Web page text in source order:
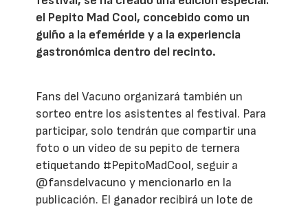
el Pepito Mad Cool, concebido como un
guiño a la efeméride y a la experiencia
gastronómica dentro del recinto.
Fans del Vacuno organizará también un
sorteo entre los asistentes al festival. Para
participar, solo tendrán que compartir una
foto o un vídeo de su pepito de ternera
etiquetando #PepitoMadCool, seguir a
@fansdelvacuno y mencionarlo en la
publicación. El ganador recibirá un lote de